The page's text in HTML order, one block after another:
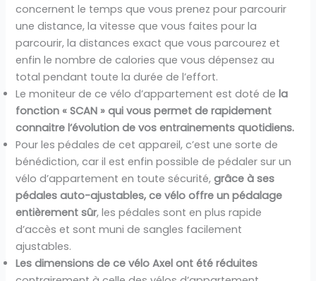
concernent le temps que vous prenez pour parcourir
une distance, la vitesse que vous faites pour la
parcourir, la distances exact que vous parcourez et
enfin le nombre de calories que vous dépensez au
total pendant toute la durée de l’effort.
Le moniteur de ce vélo d’appartement est doté de la
fonction « SCAN » qui vous permet de rapidement
connaitre l’évolution de vos entrainements quotidiens.
Pour les pédales de cet appareil, c’est une sorte de
bénédiction, car il est enfin possible de pédaler sur un
vélo d’appartement en toute sécurité,grâce à ses
pédales auto-ajustables, ce vélo offre un pédalage
entièrement sûr, les pédales sont en plus rapide
d’accès et sont muni de sangles facilement
ajustables.
Les dimensions de ce vélo Axel ont été réduites